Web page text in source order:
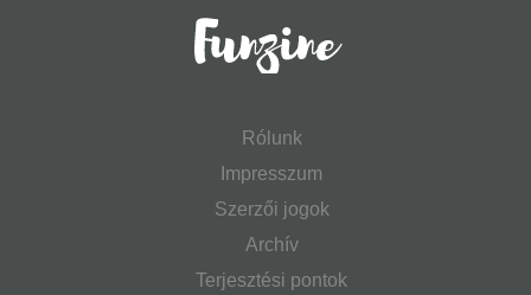
Rólunk
Impresszum
Szerzői jogok
Archív
Terjesztési pontok